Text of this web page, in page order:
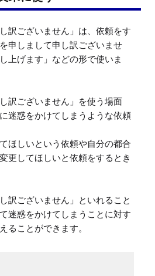
訳ございません」は、依頼をす
申しまして申し訳ございませ
上げます」などの形で使いま
訳ございません」を使う場面
迷惑をかけてしまうような依頼
ほしいという依頼や自分の都合
更してほしいと依頼をするとき
訳ございません」といれること
迷惑をかけてしまうことに対す
ることができます。